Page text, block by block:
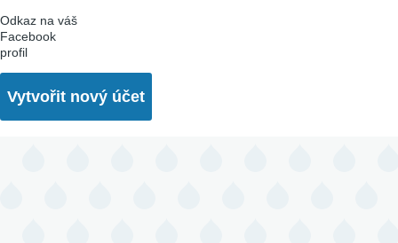
Odkaz na váš
Facebook
profil